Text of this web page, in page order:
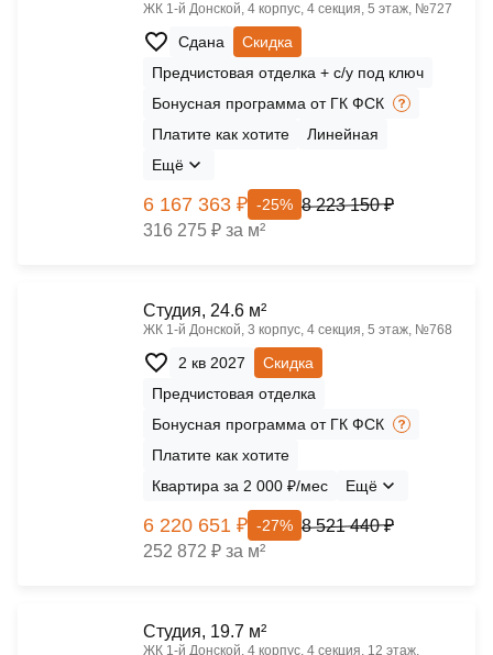
ЖК 1‑й Донской, 4 корпус, 4 секция, 5 этаж, №727
Сдана
Скидка
Предчистовая отделка + с/у под ключ
Бонусная программа от ГК ФСК
Платите как хотите
Линейная
Ещё
6 167 363 ₽ -25% 8 223 150 ₽
316 275 ₽ за м²
Cтудия, 24.6 м²
ЖК 1‑й Донской, 3 корпус, 4 секция, 5 этаж, №768
2 кв 2027
Скидка
Предчистовая отделка
Бонусная программа от ГК ФСК
Платите как хотите
Квартира за 2 000 ₽/мес
Ещё
6 220 651 ₽ -27% 8 521 440 ₽
252 872 ₽ за м²
Cтудия, 19.7 м²
ЖК 1‑й Донской, 4 корпус, 4 секция, 12 этаж,